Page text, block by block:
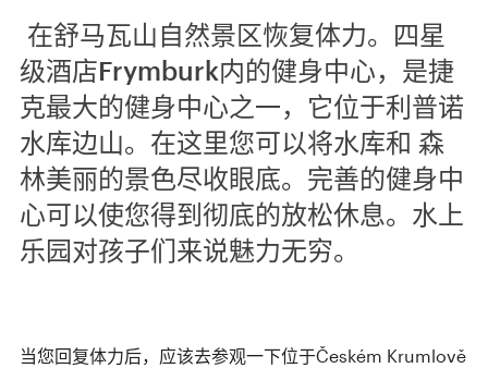
在舒马瓦山自然景区恢复体力。四星
级酒店Frymburk内的健身中心，是捷
克最大的健身中心之一，它位于利普诺
水库边山。在这里您可以将水库和 森
林美丽的景色尽收眼底。完善的健身中
心可以使您得到彻底的放松休息。水上
乐园对孩子们来说魅力无穷。
当您回复体力后，应该去参观一下位于Českém Krumlově